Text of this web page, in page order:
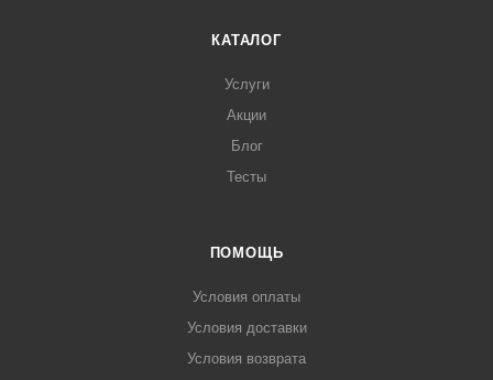
КАТАЛОГ
Услуги
Акции
Блог
Тесты
ПОМОЩЬ
Условия оплаты
Условия доставки
Условия возврата